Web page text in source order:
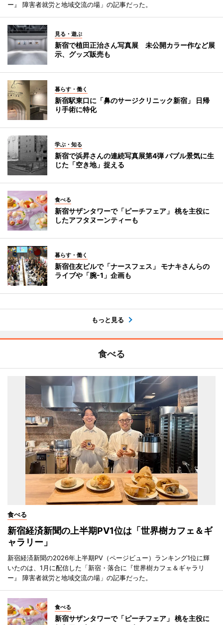
ー』 障害者就労と地域交流の場」の記事だった。
見る・遊ぶ
新宿で植田正治さん写真展 未公開カラー作など展
示、グッズ販売も
暮らす・働く
新宿駅東口に「鼻のサージクリニック新宿」 日帰
り手術に特化
学ぶ・知る
新宿で浜昇さんの連続写真展第4弾 バブル景気に生
じた「空き地」捉える
食べる
新宿サザンタワーで「ピーチフェア」 桃を主役に
したアフタヌーンティーも
暮らす・働く
新宿住友ビルで「ナースフェス」 モナキさんらの
ライブや「腕-1」企画も
もっと見る
食べる
食べる
新宿経済新聞の上半期PV1位は「世界樹カフェ＆ギ
ャラリー」
新宿経済新聞の2026年上半期PV（ページビュー）ランキング1位に輝
いたのは、1月に配信した「新宿・落合に『世界樹カフェ＆ギャラリ
ー』 障害者就労と地域交流の場」の記事だった。
食べる
新宿サザンタワーで「ピーチフェア」 桃を主役に